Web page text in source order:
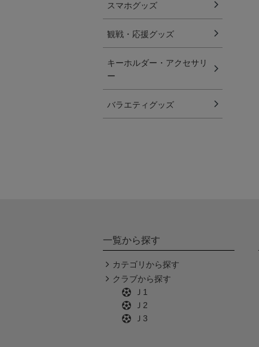
スマホグッズ
観戦・応援グッズ
キーホルダー・アクセサリ
ー
バラエティグッズ
一覧から探す
カテゴリから探す
クラブから探す
Ｊ1
Ｊ2
Ｊ3